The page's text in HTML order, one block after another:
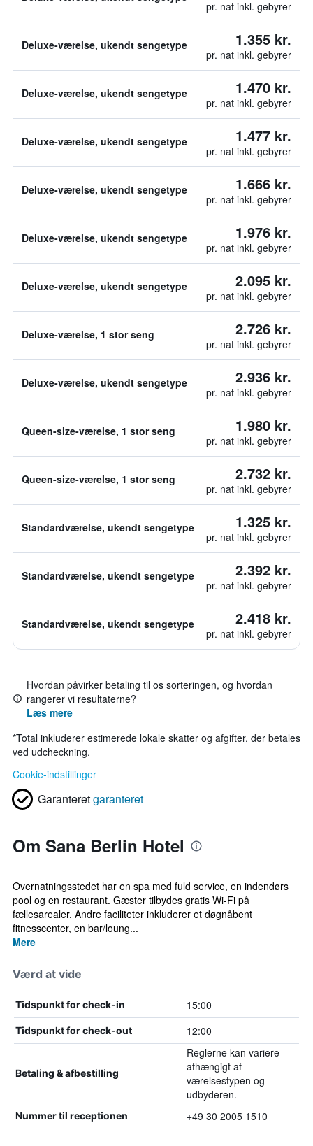
pr. nat inkl. gebyrer
Deluxe-værelse, ukendt sengetype 1.355 kr.
pr. nat inkl. gebyrer
Deluxe-værelse, ukendt sengetype 1.470 kr.
pr. nat inkl. gebyrer
Deluxe-værelse, ukendt sengetype 1.477 kr.
pr. nat inkl. gebyrer
Deluxe-værelse, ukendt sengetype 1.666 kr.
pr. nat inkl. gebyrer
Deluxe-værelse, ukendt sengetype 1.976 kr.
pr. nat inkl. gebyrer
Deluxe-værelse, ukendt sengetype 2.095 kr.
pr. nat inkl. gebyrer
Deluxe-værelse, 1 stor seng 2.726 kr.
pr. nat inkl. gebyrer
Deluxe-værelse, ukendt sengetype 2.936 kr.
pr. nat inkl. gebyrer
Queen-size-værelse, 1 stor seng 1.980 kr.
pr. nat inkl. gebyrer
Queen-size-værelse, 1 stor seng 2.732 kr.
pr. nat inkl. gebyrer
Standardværelse, ukendt sengetype 1.325 kr.
pr. nat inkl. gebyrer
Standardværelse, ukendt sengetype 2.392 kr.
pr. nat inkl. gebyrer
Standardværelse, ukendt sengetype 2.418 kr.
pr. nat inkl. gebyrer
Hvordan påvirker betaling til os sorteringen, og hvordan
rangerer vi resultaterne?
Læs mere
*Total inkluderer estimerede lokale skatter og afgifter, der betales
ved udcheckning.
Cookie-indstillinger
Garanteretgaranteret
Om Sana Berlin Hotel
Overnatningsstedet har en spa med fuld service, en indendørs
pool og en restaurant. Gæster tilbydes gratis Wi-Fi på
fællesarealer. Andre faciliteter inkluderer et døgnåbent
fitnesscenter, en bar/loung...
Mere
Værd at vide
Tidspunkt for check-in 15:00
Tidspunkt for check-out 12:00
Betaling & afbestilling
Reglerne kan variere
afhængigt af
værelsestypen og
udbyderen.
Nummer til receptionen +49 30 2005 1510